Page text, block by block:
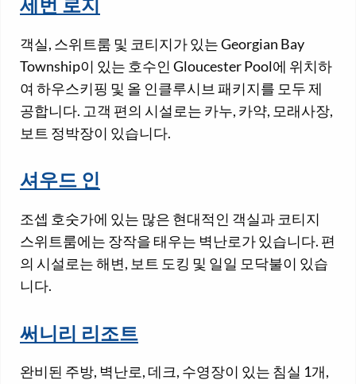
세번 로지
객실, 스위트룸 및 코티지가 있는 Georgian Bay
Township이 있는 호수인 Gloucester Pool에 위치하
여 하우스키핑 및 올 인클루시브 패키지를 모두 제
공합니다. 고객 편의 시설로는 카누, 카약, 모래사장,
보트 정박장이 있습니다.
셔우드 인
조셉 호숫가에 있는 많은 현대적인 객실과 코티지
스위트룸에는 장작을 태우는 벽난로가 있습니다. 편
의 시설로는 해변, 보트 도킹 및 일일 모닥불이 있습
니다.
써니리 리조트
완비된 주방, 벽난로, 데크, 수영장이 있는 침실 1개,